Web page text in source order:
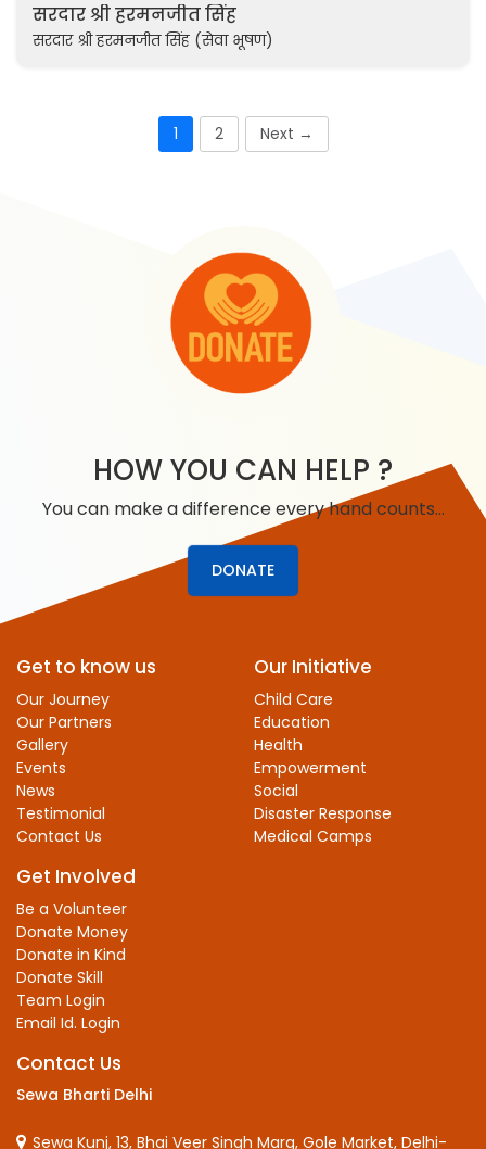
सरदार श्री हरमनजीत सिंह
सरदार श्री हरमनजीत सिंह (सेवा भूषण)
1 2 Next →
HOW YOU CAN HELP ?
You can make a difference every hand counts…
DONATE
Get to know us
Our Journey
Our Partners
Gallery
Events
News
Testimonial
Contact Us
Our Initiative
Child Care
Education
Health
Empowerment
Social
Disaster Response
Medical Camps
Get Involved
Be a Volunteer
Donate Money
Donate in Kind
Donate Skill
Team Login
Email Id. Login
Contact Us
Sewa Bharti Delhi
Sewa Kunj, 13, Bhai Veer Singh Marg, Gole Market, Delhi-